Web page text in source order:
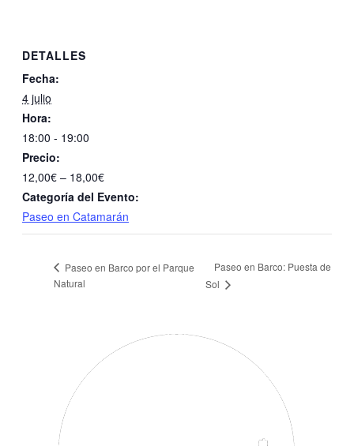
DETALLES
Fecha:
4 julio
Hora:
18:00 - 19:00
Precio:
12,00€ – 18,00€
Categoría del Evento:
Paseo en Catamarán
Paseo en Barco por el Parque
Natural
Paseo en Barco: Puesta de
Sol